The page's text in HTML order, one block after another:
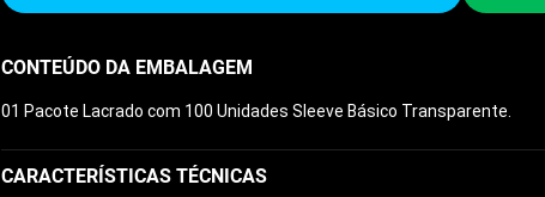
CONTEÚDO DA EMBALAGEM
01 Pacote Lacrado com 100 Unidades Sleeve Básico Transparente.
CARACTERÍSTICAS TÉCNICAS